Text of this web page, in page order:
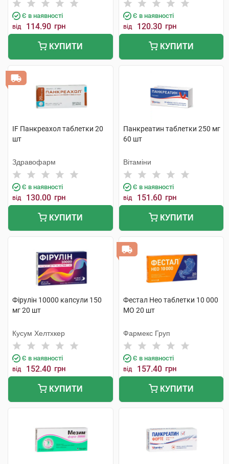
Є в наявності
від 114.90 грн
КУПИТИ
Є в наявності
від 120.30 грн
КУПИТИ
IF Панкреахол таблетки 20
шт
Здравофарм
Є в наявності
від 130.00 грн
КУПИТИ
Панкреатин таблетки 250 мг
60 шт
Вітаміни
Є в наявності
від 151.60 грн
КУПИТИ
Фірулін 10000 капсули 150
мг 20 шт
Кусум Хелтхкер
Є в наявності
від 152.40 грн
КУПИТИ
Фестал Нео таблетки 10 000
МО 20 шт
Фармекс Груп
Є в наявності
від 157.40 грн
КУПИТИ